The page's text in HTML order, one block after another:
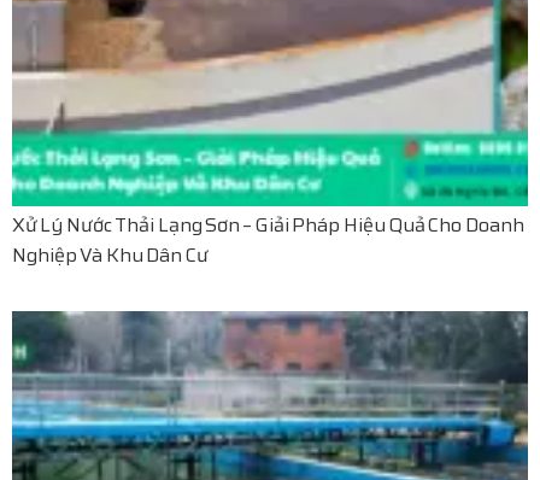
Xử Lý Nước Thải Lạng Sơn – Giải Pháp Hiệu Quả Cho Doanh
Nghiệp Và Khu Dân Cư